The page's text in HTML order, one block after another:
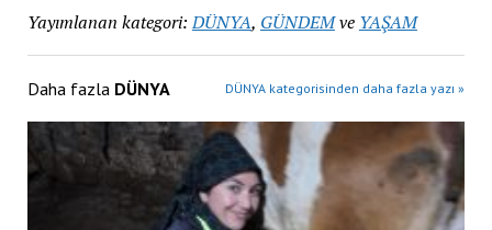
Yayımlanan kategori: DÜNYA, GÜNDEMve YAŞAM
Daha fazla DÜNYA DÜNYA kategorisinden daha fazla yazı »